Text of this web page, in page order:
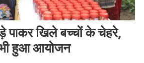
पाकर खिले बच्चों के चेहरे,
हुआ आयोजन